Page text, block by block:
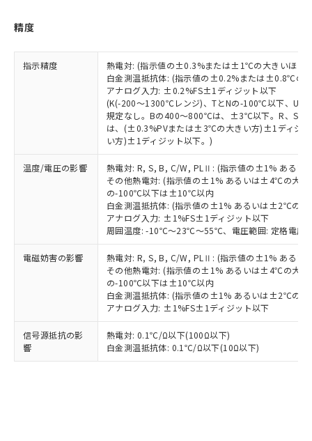
精度
指示精度
熱電対: (指示値の±0.3%または±1℃の大きいほう
白金測温抵抗体: (指示値の±0.2%または±0.8℃の
アナログ入力: ±0.2%FS±1ディジット以下
(K(-200～1300℃レンジ)、TとNの-100℃以下、U
規定なし。Bの400～800℃は、±3℃以下。R、S
は、(±0.3%PVまたは±3℃の大きい方)±1ディジ
い方)±1ディジット以下。)
温度/電圧の影響
熱電対: R, S, B, C/W, PLⅡ: (指示値の±1% ある
その他熱電対: (指示値の±1% あるいは±4℃の大き
の-100℃以下は±10℃以内
白金測温抵抗体: (指示値の±1% あるいは±2℃の大
アナログ入力: ±1%FS±1ディジット以下
周囲温度: -10℃～23℃～55℃、電圧範囲: 定格電圧
電磁妨害の影響
熱電対: R, S, B, C/W, PLⅡ: (指示値の±1% ある
その他熱電対: (指示値の±1% あるいは±4℃の大き
の-100℃以下は±10℃以内
白金測温抵抗体: (指示値の±1% あるいは±2℃の大
アナログ入力: ±1%FS±1ディジット以下
信号源抵抗の影
響
熱電対: 0.1℃/Ω以下(100Ω以下)
白金測温抵抗体: 0.1℃/Ω以下(10Ω以下)
指します。
ものではありません。
また、RoHS指令のフタル酸エステル類４
物質の対応では、対応完了までの期間は出
荷製品に未対応品が混在することから備考
欄に対応日を記載しておりました。
既に当社にて対応品への在庫切替を完了
していることから、特段のことがない限
り、2022年1月12日より割愛しておりま